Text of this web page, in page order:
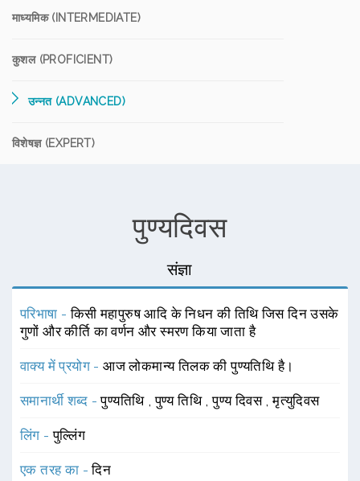
माध्यमिक (INTERMEDIATE)
कुशल (PROFICIENT)
उन्नत (ADVANCED)
विशेषज्ञ (EXPERT)
पुण्यदिवस
संज्ञा
परिभाषा -किसी महापुरुष आदि के निधन की तिथि जिस दिन उसके
गुणों और कीर्ति का वर्णन और स्मरण किया जाता है
वाक्य में प्रयोग -आज लोकमान्य तिलक की पुण्यतिथि है।
समानार्थी शब्द -पुण्यतिथि ,पुण्य तिथि ,पुण्य दिवस ,मृत्युदिवस
लिंग -पुल्लिंग
एक तरह का -दिन